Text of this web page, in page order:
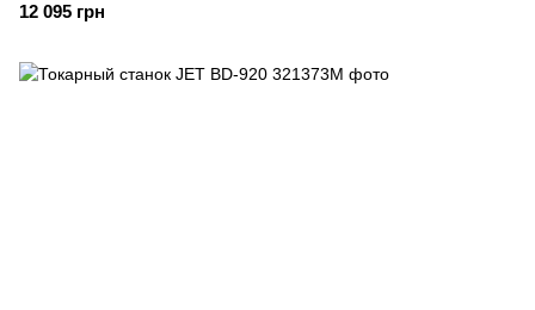
12 095 грн